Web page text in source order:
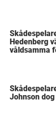
Hedenberg
våldsamma
Johnson